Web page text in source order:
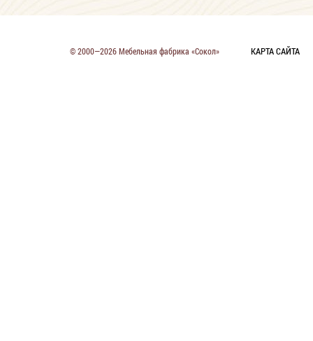
© 2000—2026 Мебельная фабрика «Сокол» КАРТА САЙТА